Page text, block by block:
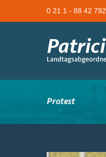
0 21 1 - 88 42 792
Protest